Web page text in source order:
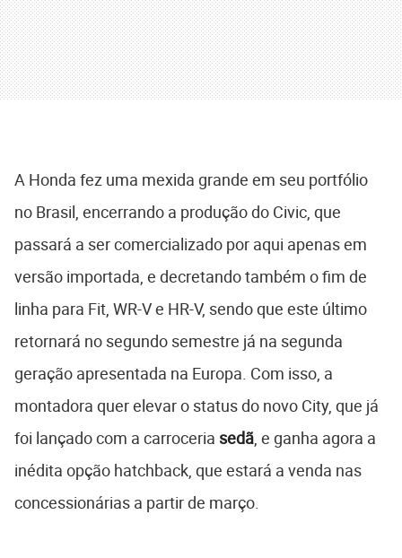
A Honda fez uma mexida grande em seu portfólio
no Brasil, encerrando a produção do Civic, que
passará a ser comercializado por aqui apenas em
versão importada, e decretando também o fim de
linha para Fit, WR-V e HR-V, sendo que este último
retornará no segundo semestre já na segunda
geração apresentada na Europa. Com isso, a
montadora quer elevar o status do novo City, que já
foi lançado com a carroceria sedã, e ganha agora a
inédita opção hatchback, que estará a venda nas
concessionárias a partir de março.